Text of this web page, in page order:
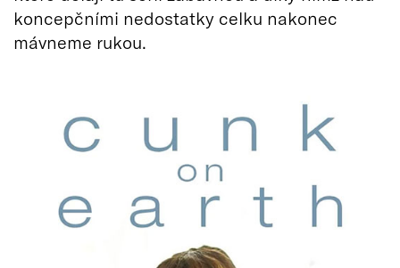
koncepčními nedostatky celku nakonec
mávneme rukou.